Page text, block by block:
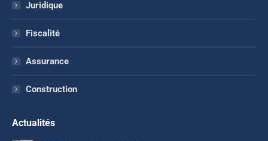
Juridique
Fiscalité
Assurance
Construction
Actualités